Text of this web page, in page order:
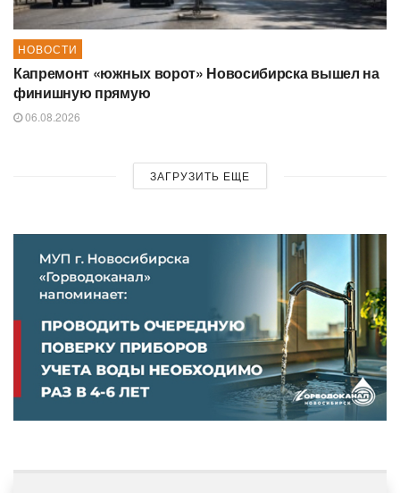
НОВОСТИ
Капремонт «южных ворот» Новосибирска вышел на
финишную прямую
06.08.2026
ЗАГРУЗИТЬ ЕЩЕ